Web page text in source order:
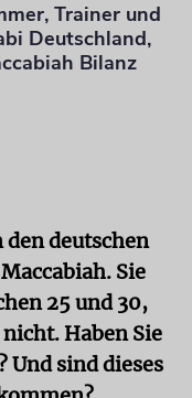
Trainer und
Deutschland,
Bilanz
deutschen
Sie
25 und 30,
nicht. Haben Sie
Und sind dieses